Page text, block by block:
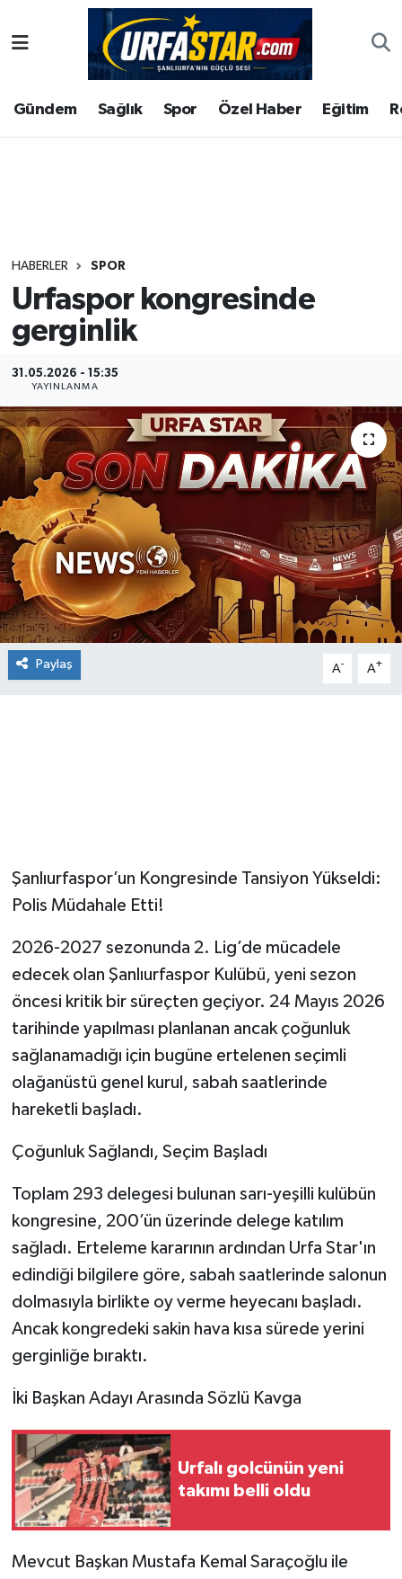
Gündem Sağlık Spor Özel Haber Eğitim
HABERLER SPOR
Urfaspor kongresinde
gerginlik
31.05.2026 - 15:35
YAYINLANMA
Paylaş A- A+
Şanlıurfaspor’un Kongresinde Tansiyon Yükseldi:
Polis Müdahale Etti!
​2026-2027 sezonunda 2. Lig’de mücadele
edecek olan Şanlıurfaspor Kulübü, yeni sezon
öncesi kritik bir süreçten geçiyor. 24 Mayıs 2026
tarihinde yapılması planlanan ancak çoğunluk
sağlanamadığı için bugüne ertelenen seçimli
olağanüstü genel kurul, sabah saatlerinde
hareketli başladı.
​Çoğunluk Sağlandı, Seçim Başladı
​Toplam 293 delegesi bulunan sarı-yeşilli kulübün
kongresine, 200’ün üzerinde delege katılım
sağladı. Erteleme kararının ardından Urfa Star'ın
edindiği bilgilere göre, sabah saatlerinde salonun
dolmasıyla birlikte oy verme heyecanı başladı.
Ancak kongredeki sakin hava kısa sürede yerini
gerginliğe bıraktı.
​İki Başkan Adayı Arasında Sözlü Kavga
Urfalı golcünün yeni
takımı belli oldu
​Mevcut Başkan Mustafa Kemal Saraçoğlu ile
ASAYİS
ÇEVRE
Gündem
Kültür
Magazin
Şanlıurfa Nöbetçi Eczaneler
Şanlıurfa Hava Durumu
Tüm Manşetler
Son Dakika Haberleri
Haber Arşivi